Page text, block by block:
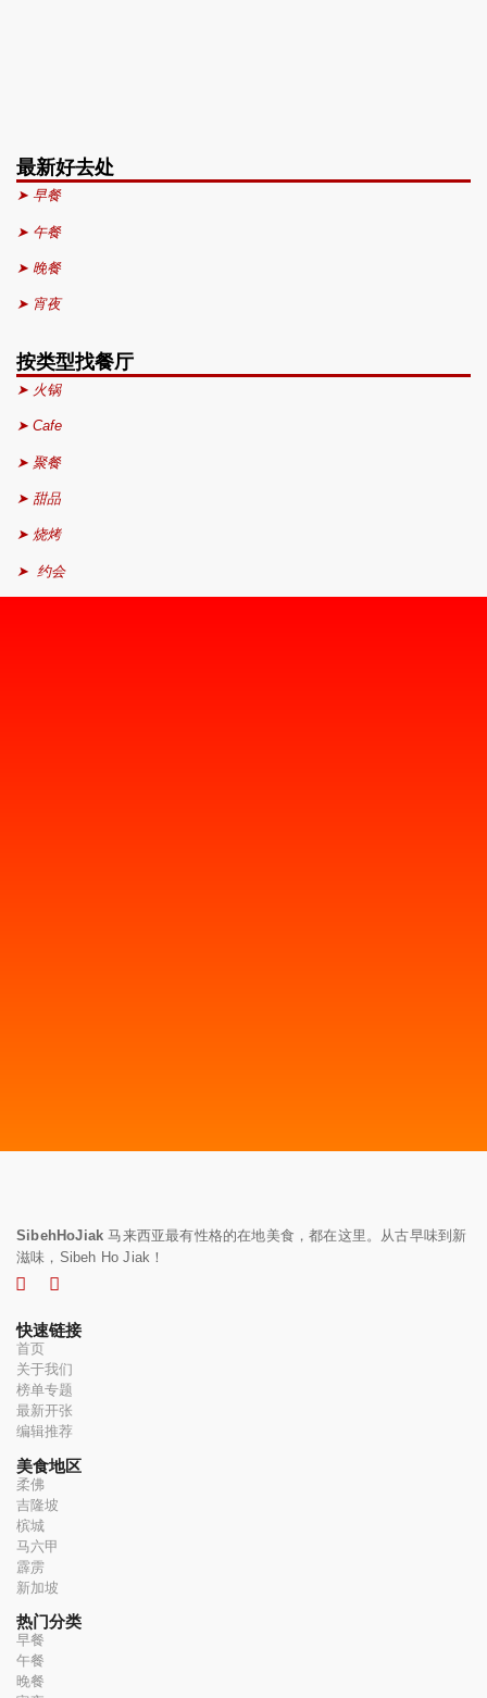
最新好去处
➤ 早餐
➤ 午餐
➤ 晚餐
➤ 宵夜
按类型找餐厅
➤ 火锅
➤ Cafe
➤ 聚餐
➤ 甜品
➤ 烧烤
➤ 约会
SibehHoJiak 马来西亚最有性格的在地美食，都在这里。从古早味到新
滋味，Sibeh Ho Jiak！
快速链接
首页
关于我们
榜单专题
最新开张
编辑推荐
美食地区
柔佛
吉隆坡
槟城
马六甲
霹雳
新加坡
热门分类
早餐
午餐
晚餐